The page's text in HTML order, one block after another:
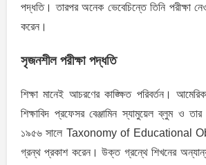
পদ্ধতি। তারপর অনেক ভেবেচিন্তে তিনি পরীক্ষা
করেন।
সৃজনশীল পরীক্ষা পদ্ধতি
শিক্ষা মানেই আচরণের কাঙ্ক্ষিত পরিবর্তন।
শিক্ষাবিদ প্রফেসর বেঞ্জামিন স্যামুয়েল ব্লুম ও
১৯৫৬ সালে Taxonomy of Educational
গ্রন্থ প্রকাশ করেন। উক্ত গ্রন্থে শিখনের